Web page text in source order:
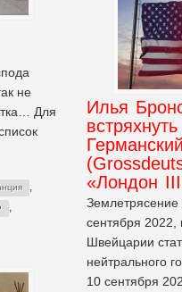
не
Для
,
,
Илья
«Лондон
сентября 2022,
Швейцарии
нейтрального
10 сентября